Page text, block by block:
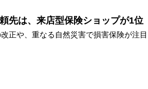
先は、来店型保険ショップが1位
正や、重なる自然災害で損害保険が注目